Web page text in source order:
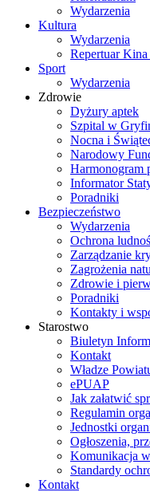
Wydarzenia
Kultura
Wydarzenia
Repertuar
Sport
Wydarzenia
Zdrowie
Dyżury aptek
Szpital w
Nocna i
Narodowy
Harmonogram
Informator
Poradniki
Bezpieczeństwo
Wydarzenia
Ochrona
Zarządzanie
Zagrożenia
Zdrowie i
Poradniki
Kontakty i
Starostwo
Biuletyn
Kontakt
Władze
ePUAP
Jak załatwić
Regulamin
Jednostki
Ogłoszenia,
Komunikacja
Standardy
Kontakt